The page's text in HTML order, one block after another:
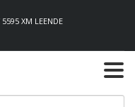
XM LEENDE